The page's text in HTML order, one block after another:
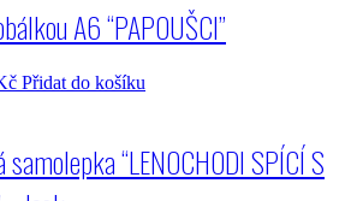
A6 “PAPOUŠCI”
Přidat do košíku
“LENOCHODI SPÍCÍ S